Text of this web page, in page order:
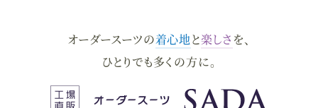
ー
ス
ー
ス
ー
ス
ー
ス
ス
オーダースーツの着心地と楽しさ を、
ひとりでも多くの方に。